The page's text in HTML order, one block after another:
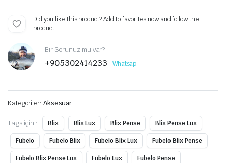
Did you like this product? Add to favorites now and follow the
product.
Bir Sorunuz mu var?
+905302414233 Whatsap
Kategoriler: Aksesuar
Tags için : Blix Blix Lux Blix Pense Blix Pense Lux
Fubelo Fubelo Blix Fubelo Blix Lux Fubelo Blix Pense
Fubelo Blix Pense Lux Fubelo Lux Fubelo Pense